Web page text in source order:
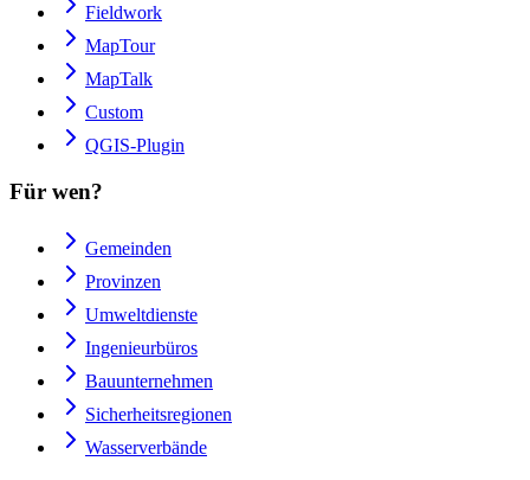
Fieldwork
MapTour
MapTalk
Custom
QGIS-Plugin
Für wen?
Gemeinden
Provinzen
Umweltdienste
Ingenieurbüros
Bauunternehmen
Sicherheitsregionen
Wasserverbände